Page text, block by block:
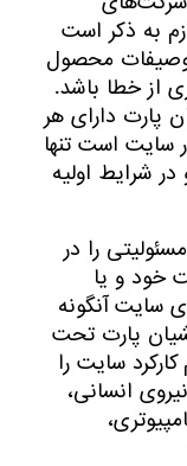
به ذکر است
محصول
از خطا باشد.
پارت دارای هر
سایت است تنها
در شرایط اولیه
را در
خود و یا
سایت آن‏گونه
پارت تحت
سایت را
انسانی،